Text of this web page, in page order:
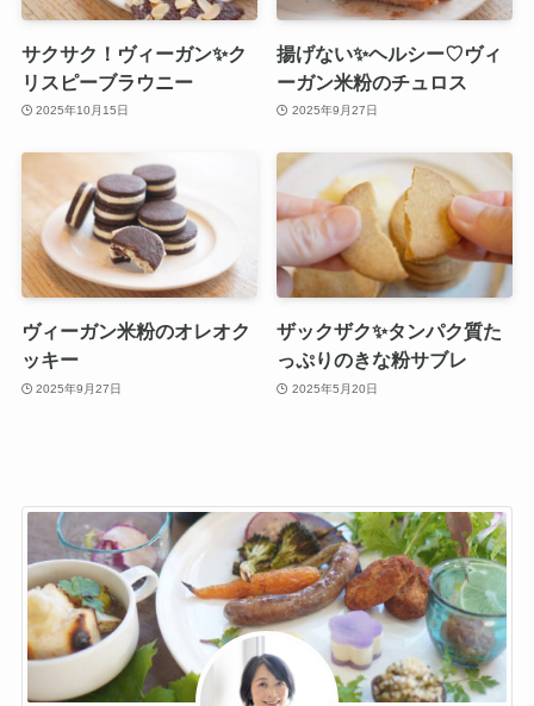
サクサク！ヴィーガン✨ク
リスピーブラウニー
2025年10月15日
揚げない✨ヘルシー♡ヴィ
ーガン米粉のチュロス
2025年9月27日
ヴィーガン米粉のオレオク
ッキー
2025年9月27日
ザックザク✨タンパク質た
っぷりのきな粉サブレ
2025年5月20日